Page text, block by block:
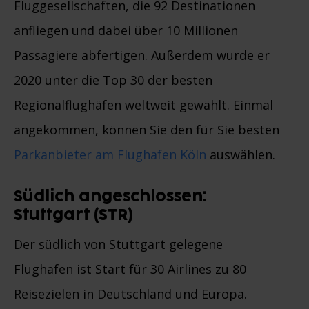
Fluggesellschaften, die 92 Destinationen
anfliegen und dabei über 10 Millionen
Passagiere abfertigen. Außerdem wurde er
2020 unter die Top 30 der besten
Regionalflughäfen weltweit gewählt. Einmal
angekommen, können Sie den für Sie besten
Parkanbieter am Flughafen Köln auswählen.
Südlich angeschlossen:
Stuttgart (STR)
Der südlich von Stuttgart gelegene
Flughafen ist Start für 30 Airlines zu 80
Reisezielen in Deutschland und Europa.